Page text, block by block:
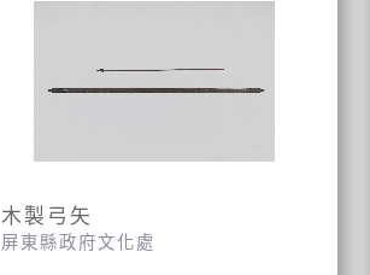
木製弓矢
屏東縣政府文化處